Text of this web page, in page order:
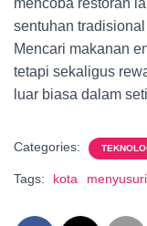
mencoba restoran
sentuhan tradisional
Mencari makanan
tetapi sekaligus
luar biasa dalam
Categories:
Tags: kota menyusuri